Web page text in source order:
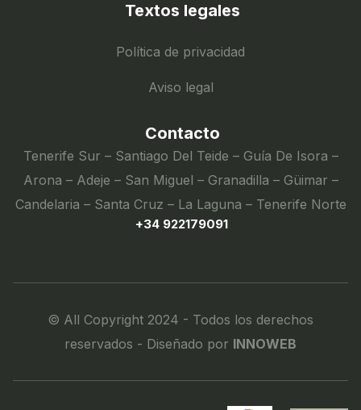
Textos legales
Política de privacidad
Aviso legal
Contacto
Tenerife Sur – Santiago Del Teide – Guía De Isora –
Arona – Adeje – San Miguel – Granadilla – Güimar –
Candelaria – Santa Cruz – La Laguna – Tenerife Norte
+34 922179091
© All Copyright 2024 - Todos los derechos
reservados - Diseñado por INNOWEB